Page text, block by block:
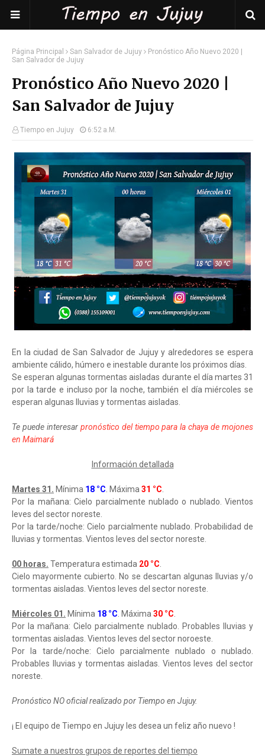
Página Principal San Salvador de Jujuy
Pronóstico Año Nuevo 2020 |
San Salvador de Jujuy
Pronóstico Año Nuevo 2020 |
San Salvador de Jujuy
Tiempo en Jujuy 6:52 A.m.
En la ciudad de San Salvador de Jujuy y alrededores se espera
ambiente cálido, húmero e inestable durante los próximos días.
Se esperan algunas tormentas aisladas durante el día martes 31
por la tarde e incluso por la noche, también el día miércoles se
esperan algunas lluvias y tormentas aisladas.
Te puede interesar pronóstico del tiempo para la chaya de mojones
en Maimará
Información detallada
Martes 31. Mínima 18 °C . Máxima 31 °C
Por la mañana: Cielo parcialmente nublado o nublado. Vientos
leves del sector noreste.
Por la tarde/noche: Cielo parcialmente nublado. Probabilidad de
lluvias y tormentas. Vientos leves del sector noreste.
00 horas. Temperatura estimada 20 °C
Cielo mayormente cubierto. No se descartan algunas lluvias y/o
tormentas aisladas. Vientos leves del sector noreste.
Miércoles 01. Mínima 18 °C . Máxima 30 °C
Por la mañana: Cielo parcialmente nublado. Probables lluvias y
tormentas aisladas. Vientos leves del sector noroeste.
Por la tarde/noche: Cielo parcialmente nublado o nublado.
Probables lluvias y tormentas aisladas. Vientos leves del sector
noreste.
Pronóstico NO oficial realizado por Tiempo en Jujuy.
¡ El equipo de Tiempo en Jujuy les desea un feliz año nuevo !
Sumate a nuestros grupos de reportes del tiempo